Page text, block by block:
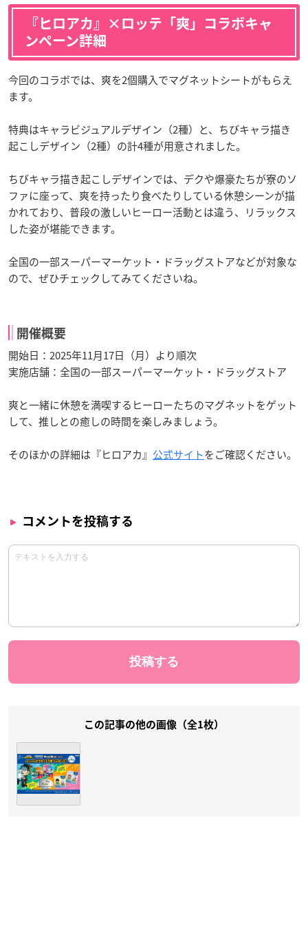
『ヒロアカ』×ロッテ「爽」コラボキャ
ンペーン詳細
今回のコラボでは、爽を2個購入でマグネットシートがもらえ
ます。
特典はキャラビジュアルデザイン（2種）と、ちびキャラ描き
起こしデザイン（2種）の計4種が用意されました。
ちびキャラ描き起こしデザインでは、デクや爆豪たちが寮のソ
ファに座って、爽を持ったり食べたりしている休憩シーンが描
かれており、普段の激しいヒーロー活動とは違う、リラックス
した姿が堪能できます。
全国の一部スーパーマーケット・ドラッグストアなどが対象な
ので、ぜひチェックしてみてくださいね。
開催概要
開始日：2025年11月17日（月）より順次
実施店舗：全国の一部スーパーマーケット・ドラッグストア
爽と一緒に休憩を満喫するヒーローたちのマグネットをゲット
して、推しとの癒しの時間を楽しみましょう。
そのほかの詳細は『ヒロアカ』 公式サイトをご確認ください。
コメントを投稿する
この記事の他の画像（全1枚）